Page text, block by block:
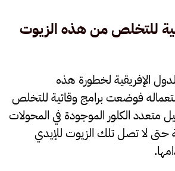
للتخلص من هذه الزيوت
الإفريقية لخطورة هذه
فوضعت برامج وقائية للتخلص
متعدد الكلور الموجودة في المحولات
حتى لا تصل تلك الزيوت للإيدي